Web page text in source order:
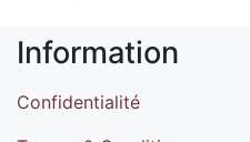
Information
Confidentialité